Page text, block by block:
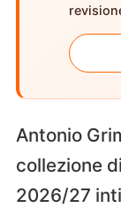
Antonio
collezione
2026/27